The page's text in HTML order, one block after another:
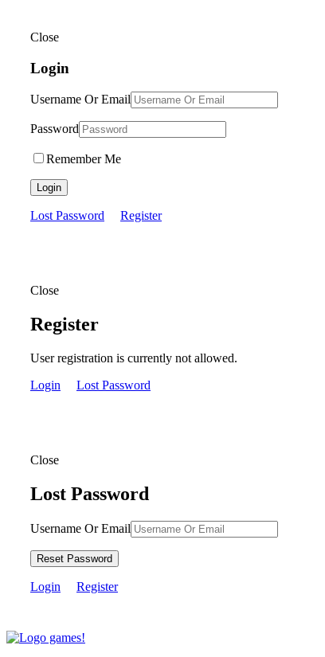
Close
Login
Username Or Email
Password
Remember Me
Login
Lost Password Register
Close
Register
User registration is currently not allowed.
Login
Lost Password
Close
Lost Password
Username Or Email
Reset Password
Login Register